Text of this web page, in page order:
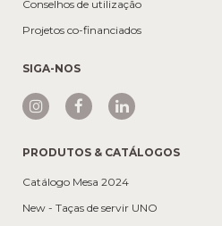
Conselhos de utilização
Projetos co-financiados
SIGA-NOS
PRODUTOS & CATÁLOGOS
Catálogo Mesa 2024
New - Taças de servir UNO